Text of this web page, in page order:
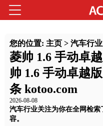
您的位置: 主页> 汽车行
菱帅 1.6 手动卓
帅 1.6 手动卓越
条 kotoo.com
2026-08-08
汽车行业关注为你在全网检
容。